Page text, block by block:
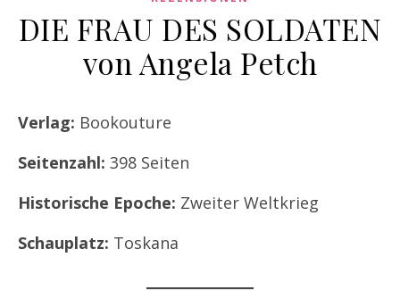
DIE FRAU DES SOLDATEN
von Angela Petch
Verlag: Bookouture
Seitenzahl: 398 Seiten
Historische Epoche: Zweiter Weltkrieg
Schauplatz: Toskana